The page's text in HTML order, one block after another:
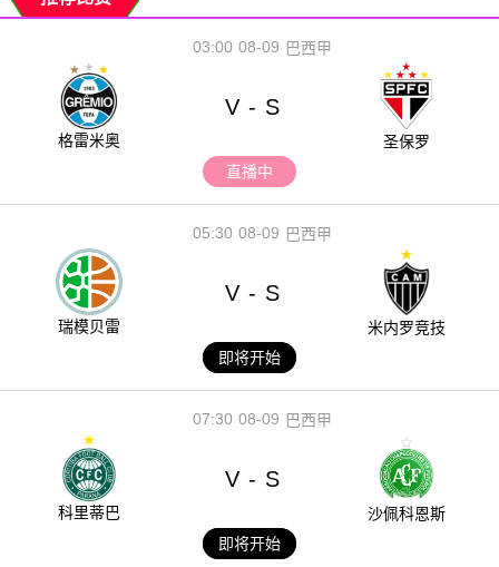
08-09
03:00 巴西甲
格雷米奥
V - S
圣保罗
直播中
08-09
05:30 巴西甲
瑞模贝雷
V - S
米内罗竞技
即将开始
08-09
07:30 巴西甲
科里蒂巴
V - S
沙佩科恩斯
即将开始